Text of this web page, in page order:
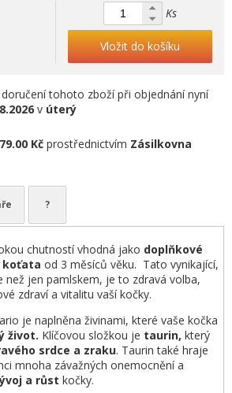
Ks
Vložit do košíku
tohoto zboží při objednání nyní
v úterý
79.00 Kč prostřednictvím Zásilkovna
?
chutností vhodná jako doplňkové
koťata od 3 měsíců věku. Tato vynikající,
než jen pamlskem, je to zdravá volba,
zdraví a vitalitu vaší kočky.
je naplněna živinami, které vaše kočka
život. Klíčovou složkou je taurin, který
srdce a zraku. Taurin také hraje
mnoha závažných onemocnění a
a růst kočky.